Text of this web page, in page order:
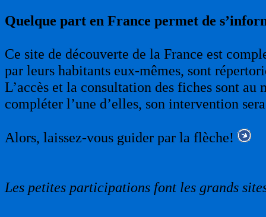
Quelque part en France permet de
Ce site de découverte de la France est
par leurs habitants eux-mêmes, sont
L’accès et la consultation des fiches sont
compléter l’une d’elles, son intervention
Alors, laissez-vous guider par la flèche!
Les petites participations font les grands